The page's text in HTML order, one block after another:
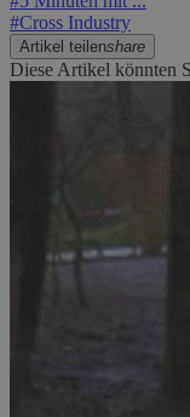
#Cross Industry
Artikel teilenshare
Diese Artikel könnten